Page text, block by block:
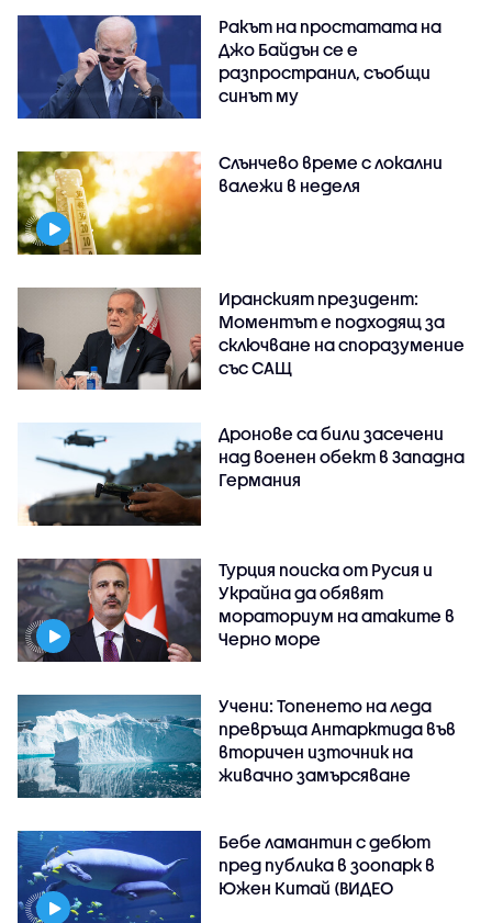
Ракът на простатата на
Джо Байдън се е
разпространил, съобщи
синът му
Слънчево време с локални
валежи в неделя
Иранският президент:
Моментът е подходящ за
сключване на споразумение
със САЩ
Дронове са били засечени
над военен обект в Западна
Германия
Турция поиска от Русия и
Украйна да обявят
мораториум на атаките в
Черно море
Учени: Топенето на леда
превръща Антарктида във
вторичен източник на
живачно замърсяване
Бебе ламантин с дебют
пред публика в зоопарк в
Южен Китай (ВИДЕО